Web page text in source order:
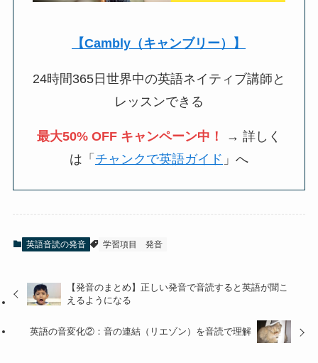
【Cambly（キャンブリー）】
24時間365日世界中の英語ネイティブ講師と
レッスンできる
最大50% OFF キャンペーン中！
→ 詳しく
は「 チャンクで英語ガイド 」へ
英語音読の発音 学習項目 発音
【発音のまとめ】正しい発音で音読すると英語が聞こ
えるようになる
英語の音変化②：音の連結（リエゾン）を音読で理解